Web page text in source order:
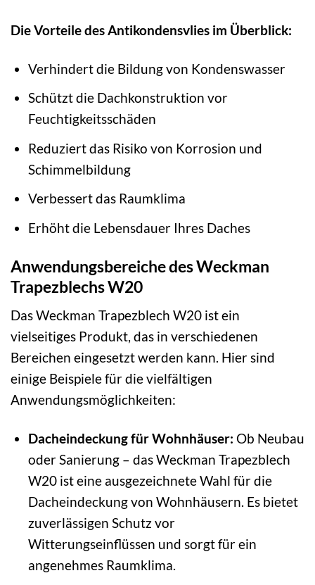
Die Vorteile des Antikondensvlies im Überblick:
Verhindert die Bildung von Kondenswasser
Schützt die Dachkonstruktion vor
Feuchtigkeitsschäden
Reduziert das Risiko von Korrosion und
Schimmelbildung
Verbessert das Raumklima
Erhöht die Lebensdauer Ihres Daches
Anwendungsbereiche des Weckman
Trapezblechs W20
Das Weckman Trapezblech W20 ist ein
vielseitiges Produkt, das in verschiedenen
Bereichen eingesetzt werden kann. Hier sind
einige Beispiele für die vielfältigen
Anwendungsmöglichkeiten:
Dacheindeckung für Wohnhäuser: Ob Neubau
oder Sanierung – das Weckman Trapezblech
W20 ist eine ausgezeichnete Wahl für die
Dacheindeckung von Wohnhäusern. Es bietet
zuverlässigen Schutz vor
Witterungseinflüssen und sorgt für ein
angenehmes Raumklima.